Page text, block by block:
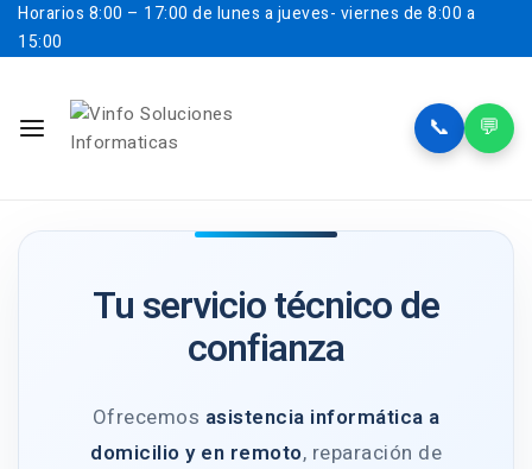
Horarios 8:00 – 17:00 de lunes a jueves- viernes de 8:00 a
15:00
📞 💬
Tu servicio técnico de
confianza
Ofrecemos asistencia informática a
domicilio y en remoto, reparación de